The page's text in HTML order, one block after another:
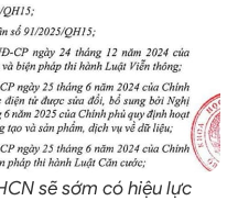
sẽ sớm có hiệu lực